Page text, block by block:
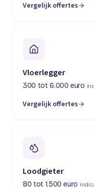
Vergelijk offertes
(opent in een nieuw
Vloerlegger
300 tot 6.000 euro
Vergelijk offertes
(opent in een nieuw
Loodgieter
80 tot 1.500 euro